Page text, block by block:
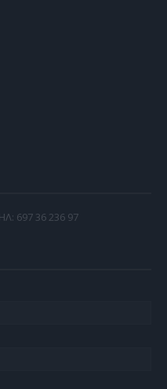
697 36 236 97